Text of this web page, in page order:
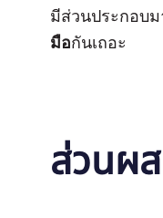
มีส่วนประกอบ
มือกันเถอะ
ส่วนผ